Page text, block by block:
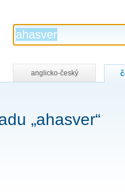
anglicko-český
„ahasver“